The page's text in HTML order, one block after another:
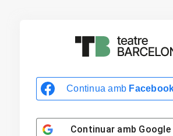
Continua amb
Continuar amb Google